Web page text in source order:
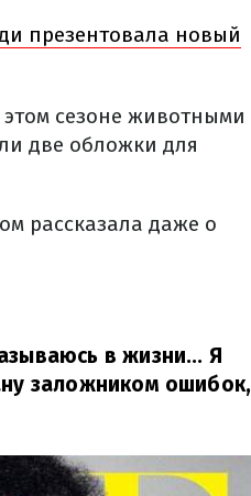
презентовала новый
сезоне животными
две обложки для
рассказала даже о
в жизни... Я
заложником ошибок,